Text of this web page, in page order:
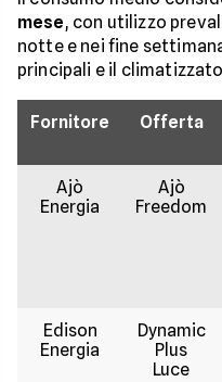
mese, con utilizzo
notte e nei fine
principali e il
Fornitore Offerta
Ajò
Energia
Ajò
Freedom
Edison
Energia
Dynamic
Plus
Luce